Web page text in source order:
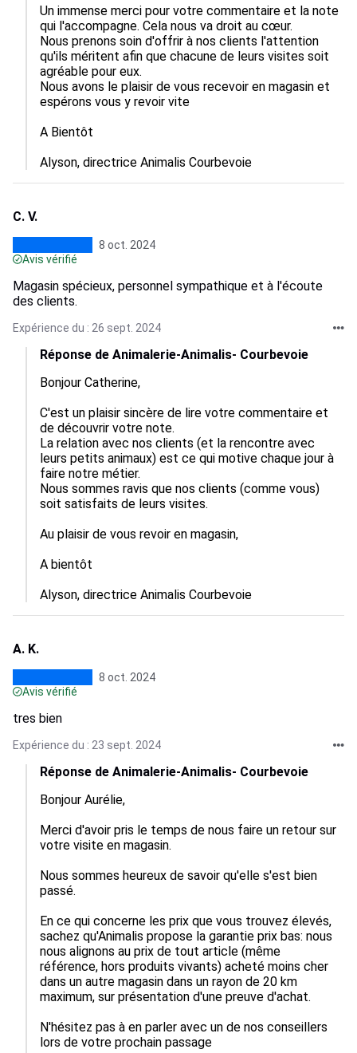
Un immense merci pour votre commentaire et la note
qui l'accompagne. Cela nous va droit au cœur.
Nous prenons soin d'offrir à nos clients l'attention
qu'ils méritent afin que chacune de leurs visites soit
agréable pour eux.
Nous avons le plaisir de vous recevoir en magasin et
espérons vous y revoir vite
A Bientôt
Alyson, directrice Animalis Courbevoie
C. V.
8 oct. 2024
Avis vérifié
Magasin spécieux, personnel sympathique et à l'écoute
des clients.
Expérience du : 26 sept. 2024
Réponse de Animalerie-Animalis- Courbevoie
Bonjour Catherine,
C'est un plaisir sincère de lire votre commentaire et
de découvrir votre note.
La relation avec nos clients (et la rencontre avec
leurs petits animaux) est ce qui motive chaque jour à
faire notre métier.
Nous sommes ravis que nos clients (comme vous)
soit satisfaits de leurs visites.
Au plaisir de vous revoir en magasin,
A bientôt
Alyson, directrice Animalis Courbevoie
A. K.
8 oct. 2024
Avis vérifié
tres bien
Expérience du : 23 sept. 2024
Réponse de Animalerie-Animalis- Courbevoie
Bonjour Aurélie,
Merci d'avoir pris le temps de nous faire un retour sur
votre visite en magasin.
Nous sommes heureux de savoir qu'elle s'est bien
passé.
En ce qui concerne les prix que vous trouvez élevés,
sachez qu'Animalis propose la garantie prix bas: nous
nous alignons au prix de tout article (même
référence, hors produits vivants) acheté moins cher
dans un autre magasin dans un rayon de 20 km
maximum, sur présentation d'une preuve d'achat.
N'hésitez pas à en parler avec un de nos conseillers
lors de votre prochain passage